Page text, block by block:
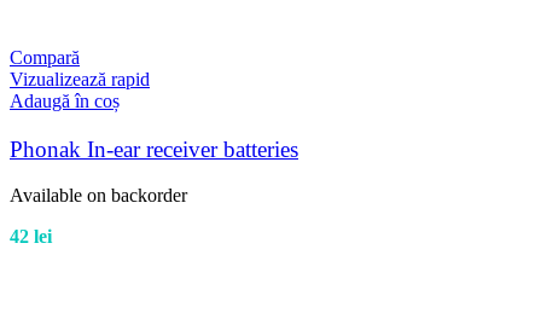
Compară
Vizualizează rapid
Adaugă în coș
Phonak In-ear receiver batteries
Available on backorder
42 lei